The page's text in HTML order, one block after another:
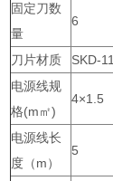
固定刀数
量
6
刀片材质 SKD-11
电源线规
格(m㎡)
4×1.5
电源线长
度（m）
5